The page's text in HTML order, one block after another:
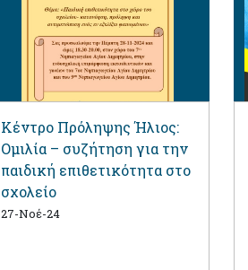
Κέντρο Πρόληψης Ήλιος:
Ομιλία – συζήτηση για την
παιδική επιθετικότητα στο
σχολείο
27-Νοέ-24